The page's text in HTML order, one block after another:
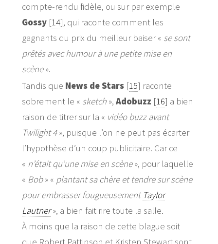
compte-rendu fidèle, ou sur par exemple
Gossy [14], qui raconte comment les
gagnants du prix du meilleur baiser « se sont
prêtés avec humour à une petite mise en
scène».
Tandis que News de Stars [15] raconte
sobrement le « sketch »,Adobuzz [16] a bien
raison de titrer sur la « vidéo buzz avant
Twilight 4», puisque l’on ne peut pas écarter
l’hypothèse d’un coup publicitaire. Car ce
« n’était qu’une mise en scène», pour laquelle
« Bob» « plantant sa chère et tendre sur scène
pour embrasser fougueusement Taylor
Lautner», a bien fait rire toute la salle.
À moins que la raison de cette blague soit
que Robert Pattinson et Kristen Stewart sont